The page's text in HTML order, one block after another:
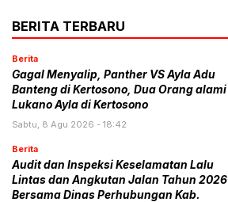
BERITA TERBARU
Berita
Gagal Menyalip, Panther VS Ayla Adu
Banteng di Kertosono, Dua Orang alami
Lukano Ayla di Kertosono
Sabtu, 8 Agu 2026 - 18:42
Berita
Audit dan Inspeksi Keselamatan Lalu
Lintas dan Angkutan Jalan Tahun 2026
Bersama Dinas Perhubungan Kab.